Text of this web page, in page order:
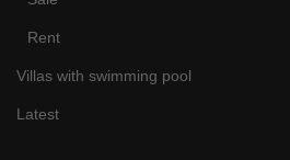
Rent
Villas with swimming pool
Latest